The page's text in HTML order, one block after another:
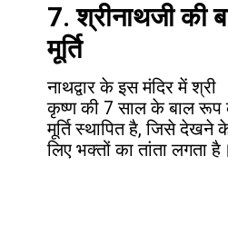
7. श्रीनाथजी की
मूर्ति
नाथद्वार के इस मंदिर में श्री
कृष्ण की 7 साल के बाल रूप
मूर्ति स्थापित है, जिसे देखने
लिए भक्तों का तांता लगता है।